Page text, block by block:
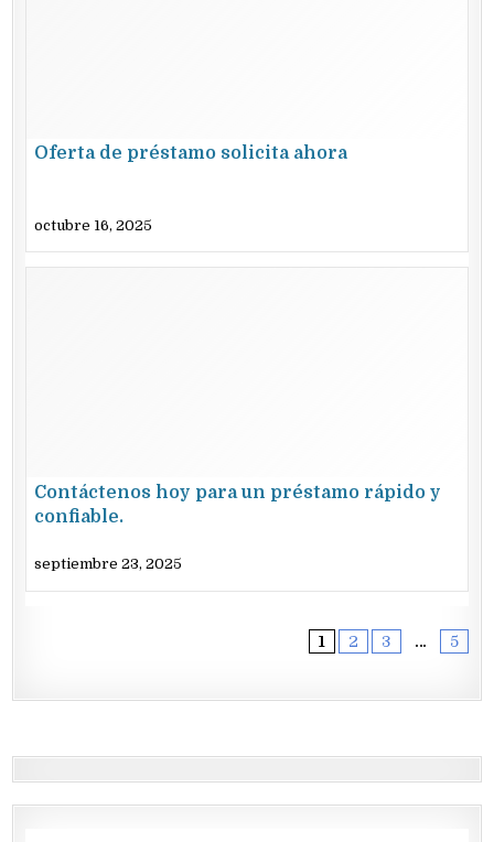
Oferta de préstamo solicita ahora
octubre 16, 2025
Contáctenos hoy para un préstamo rápido y
confiable.
septiembre 23, 2025
1 2 3 … 5